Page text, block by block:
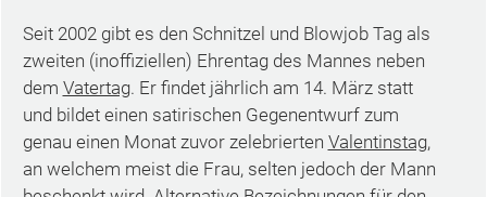
TERMINE
IMPRESSUM
Seit 2002 gibt es den Schnitzel und Blowjob Tag als
zweiten (inoffiziellen) Ehrentag des Mannes neben
dem Vatertag. Er findet jährlich am 14. März statt
und bildet einen satirischen Gegenentwurf zum
genau einen Monat zuvor zelebrierten Valentinstag,
an welchem meist die Frau, selten jedoch der Mann